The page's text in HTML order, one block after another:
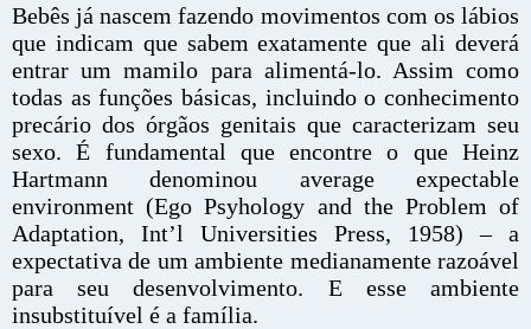
Bebês já nascem fazendo movimentos com os lábios
que indicam que sabem exatamente que ali deverá
entrar um mamilo para alimentá-lo. Assim como
todas as funções básicas, incluindo o conhecimento
precário dos órgãos genitais que caracterizam seu
sexo. É fundamental que encontre o que Heinz
Hartmann denominou average expectable
environment (Ego Psyhology and the Problem of
Adaptation, Int’l Universities Press, 1958) – a
expectativa de um ambiente medianamente razoável
para seu desenvolvimento. E esse ambiente
insubstituível é a família.